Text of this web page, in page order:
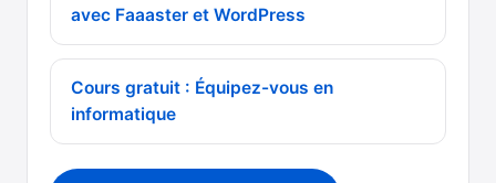
avec Faaaster et WordPress
Cours gratuit : Équipez-vous en
informatique